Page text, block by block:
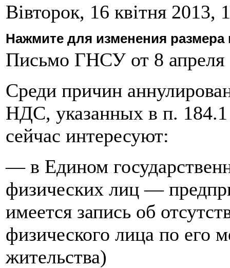
Вівторок, 16 квітня 2013,
Нажмите для изменения
Письмо ГНСУ от 8 апреля
Среди причин
НДС, указанных в п.
сейчас интересуют:
— в Едином
физических лиц —
имеется запись об
физического лица по его
жительства)